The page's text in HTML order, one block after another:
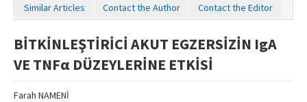
Online First
Aims and Scope
Similar Articles
Contact the Author Contact the Editor
BİTKİNLEŞTİRİCİ AKUT EGZERSİZİN IgA
VE TNFα DÜZEYLERİNE ETKİSİ
Farah NAMENİ